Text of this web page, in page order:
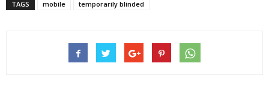
TAGS mobile temporarily blinded